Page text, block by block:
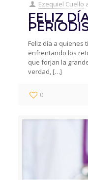
Ezequiel Cuello
FELIZ
Feliz día a quienes
enfrentando los
que forjan la
verdad, […]
0